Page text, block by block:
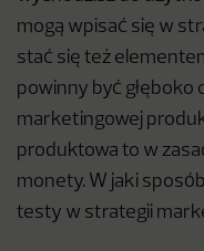
mogą wpisać się w
stać się też
powinny być głęboko
marketingowej
produktowa to w
monety. W jaki
testy w strategii